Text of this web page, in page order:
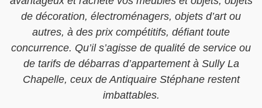
de décoration, électroménagers, objets d’art ou
autres, à des prix compétitifs, défiant toute
concurrence. Qu’il s’agisse de qualité de service ou
de tarifs de débarras d’appartement à Sully La
Chapelle, ceux de Antiquaire Stéphane restent
imbattables.